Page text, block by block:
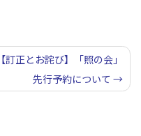
【訂正とお詫び】「照の会」
先行予約について